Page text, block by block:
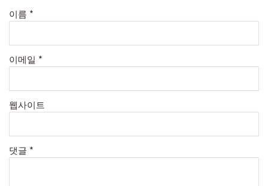
이름 *
이메일 *
웹사이트
댓글 *